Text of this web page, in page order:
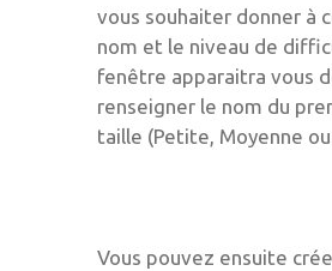
vous souhaiter donner à
nom et le niveau de
fenêtre apparaitra vous
renseigner le nom du
taille (Petite, Moyenne ou
Vous pouvez ensuite